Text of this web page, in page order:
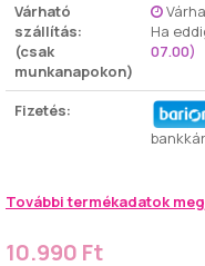
Várható
szállítás:
(csak
munkanapokon)
Ha
07.00)
Fizetés:
További termékadatok
10.990 Ft